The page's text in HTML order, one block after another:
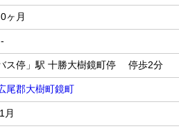
ヶ月
ス停」駅 十勝大樹鏡町停 停歩2分
尾郡大樹町鏡町
月